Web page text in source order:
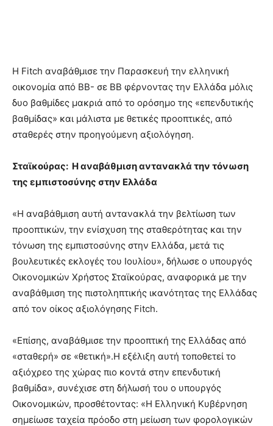
Η Fitch αναβάθμισε την Παρασκευή την ελληνική
οικονομία από BB- σε ΒΒ φέρνοντας την Ελλάδα μόλις
δυο βαθμίδες μακριά από το ορόσημο της «επενδυτικής
βαθμίδας» και μάλιστα με θετικές προοπτικές, από
σταθερές στην προηγούμενη αξιολόγηση.
Σταϊκούρας: Η αναβάθμιση αντανακλά την τόνωση
της εμπιστοσύνης στην Ελλάδα
«Η αναβάθμιση αυτή αντανακλά την βελτίωση των
προοπτικών, την ενίσχυση της σταθερότητας και την
τόνωση της εμπιστοσύνης στην Ελλάδα, μετά τις
βουλευτικές εκλογές του Ιουλίου», δήλωσε ο υπουργός
Οικονομικών Χρήστος Σταϊκούρας, αναφορικά με την
αναβάθμιση της πιστοληπτικής ικανότητας της Ελλάδας
από τον οίκος αξιολόγησης Fitch.
«Επίσης, αναβάθμισε την προοπτική της Ελλάδας από
«σταθερή» σε «θετική».Η εξέλιξη αυτή τοποθετεί το
αξιόχρεο της χώρας πιο κοντά στην επενδυτική
βαθμίδα», συνέχισε στη δήλωσή του ο υπουργός
Οικονομικών, προσθέτοντας: «Η Ελληνική Κυβέρνηση
σημείωσε ταχεία πρόοδο στη μείωση των φορολογικών